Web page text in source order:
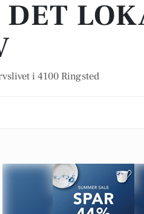
DET
i 4100 Ringsted